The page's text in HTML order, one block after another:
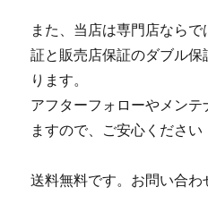
また、当店は専門店なら
証と販売店保証のダブル
ります。
アフターフォローやメンテ
ますので、ご安心ください
送料無料です。お問い合